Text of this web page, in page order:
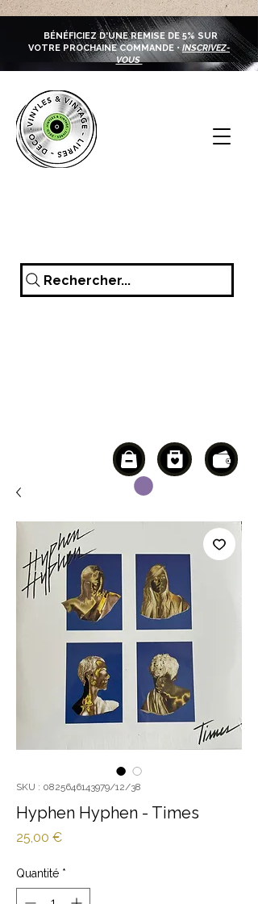
BÉNÉFICIEZ D'UNE REMISE DE 5% SUR
VOTRE PROCHAINE COMMANDE • INSCRIVEZ-
VOUS
Rechercher...
SKU : 0825646143979/12/38
Hyphen Hyphen - Times
25,00 €Prix
Quantité *